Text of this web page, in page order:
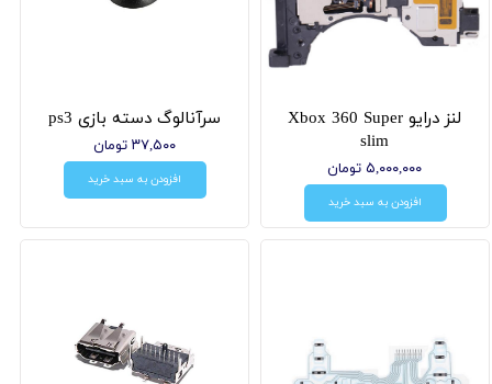
لنز درایو Xbox 360 Super
slim
۵,۰۰۰,۰۰۰ تومان
افزودن به سبد خرید
سرآنالوگ دسته بازی ps3
۳۷,۵۰۰ تومان
افزودن به سبد خرید